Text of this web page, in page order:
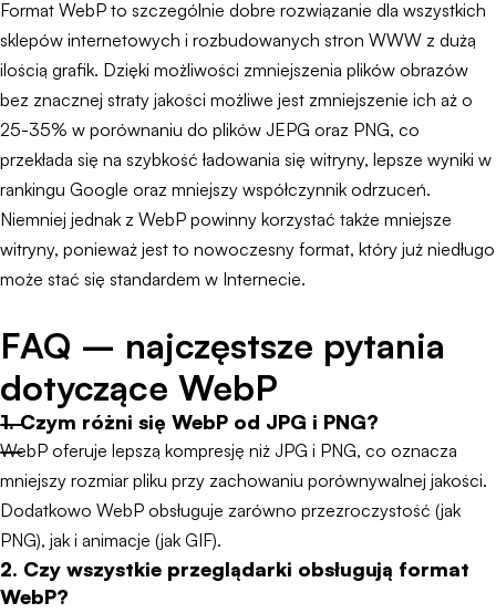
Format WebP to szczególnie dobre rozwiązanie dla wszystkich
sklepów internetowych i rozbudowanych stron WWW z dużą
ilością grafik. Dzięki możliwości zmniejszenia plików obrazów
bez znacznej straty jakości możliwe jest zmniejszenie ich aż o
25-35% w porównaniu do plików JEPG oraz PNG, co
przekłada się na szybkość ładowania się witryny, lepsze wyniki w
rankingu Google oraz mniejszy współczynnik odrzuceń.
Niemniej jednak z WebP powinny korzystać także mniejsze
witryny, ponieważ jest to nowoczesny format, który już niedługo
może stać się standardem w Internecie.
FAQ – najczęstsze pytania
dotyczące WebP
1. Czym różni się WebP od JPG i PNG?
WebP oferuje lepszą kompresję niż JPG i PNG, co oznacza
mniejszy rozmiar pliku przy zachowaniu porównywalnej jakości.
Dodatkowo WebP obsługuje zarówno przezroczystość (jak
PNG), jak i animacje (jak GIF).
2. Czy wszystkie przeglądarki obsługują format
WebP?